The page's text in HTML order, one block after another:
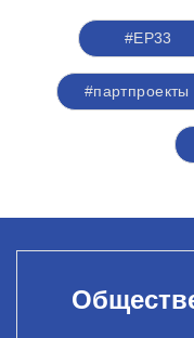
#ЕР33
#партпроекты